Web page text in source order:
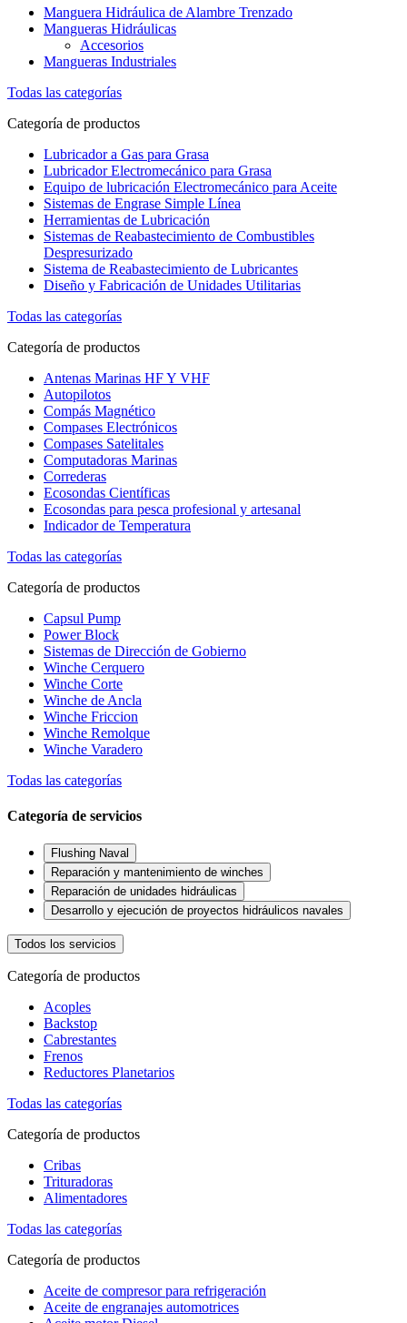
Manguera Hidráulica de Alambre Trenzado
Mangueras Hidráulicas
Accesorios
Mangueras Industriales
Todas las categorías
Categoría de productos
Lubricador a Gas para Grasa
Lubricador Electromecánico para Grasa
Equipo de lubricación Electromecánico para Aceite
Sistemas de Engrase Simple Línea
Herramientas de Lubricación
Sistemas de Reabastecimiento de Combustibles
Despresurizado
Sistema de Reabastecimiento de Lubricantes
Diseño y Fabricación de Unidades Utilitarias
Todas las categorías
Categoría de productos
Antenas Marinas HF Y VHF
Autopilotos
Compás Magnético
Compases Electrónicos
Compases Satelitales
Computadoras Marinas
Correderas
Ecosondas Científicas
Ecosondas para pesca profesional y artesanal
Indicador de Temperatura
Todas las categorías
Categoría de productos
Capsul Pump
Power Block
Sistemas de Dirección de Gobierno
Winche Cerquero
Winche Corte
Winche de Ancla
Winche Friccion
Winche Remolque
Winche Varadero
Todas las categorías
Categoría de servicios
Flushing Naval
Reparación y mantenimiento de winches
Reparación de unidades hidráulicas
Desarrollo y ejecución de proyectos hidráulicos navales
Todos los servicios
Categoría de productos
Acoples
Backstop
Cabrestantes
Frenos
Reductores Planetarios
Todas las categorías
Categoría de productos
Cribas
Trituradoras
Alimentadores
Todas las categorías
Categoría de productos
Aceite de compresor para refrigeración
Aceite de engranajes automotrices